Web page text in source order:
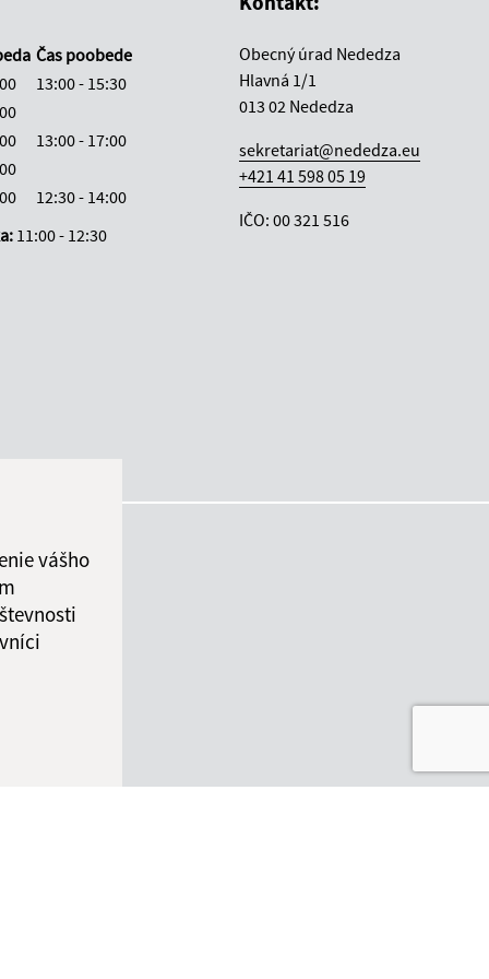
vášho
Čas poobede
13:00 - 15:30
13:00 - 17:00
12:30 - 14:00
11:00 - 12:30
Obecný úrad Nededza
Hlavná 1/1
013 02 Nededza
sekretariat@nededza.eu
+421 41 598 05 19
IČO: 00 321 516